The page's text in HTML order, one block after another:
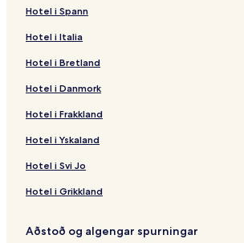
Hotel i Spann
Hotel i Italia
Hotel i Bretland
Hotel i Danmork
Hotel i Frakkland
Hotel i Yskaland
Hotel i Svi Jo
Hotel i Grikkland
Aðstoð og algengar spurningar